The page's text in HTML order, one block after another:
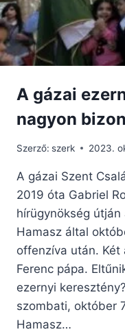
A gázai
nagyon
Szerző: szerk 2023.
A gázai Szent
2019 óta Gabriel
hírügynökség
Hamasz által
offenzíva után.
Ferenc pápa.
ezernyi
szombati, október
Hamasz…